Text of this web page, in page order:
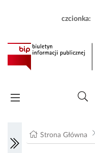
czcionka:
Strona Główna